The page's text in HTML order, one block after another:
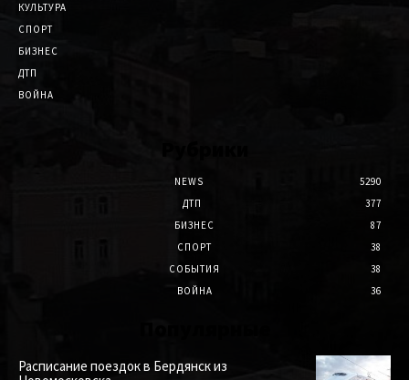
КУЛЬТУРА
СПОРТ
БИЗНЕС
ДТП
ВОЙНА
NEWS
5290
ДТП
377
БИЗНЕС
87
СПОРТ
38
СОБЫТИЯ
38
ВОЙНА
36
Расписание поездок в Бердянск из